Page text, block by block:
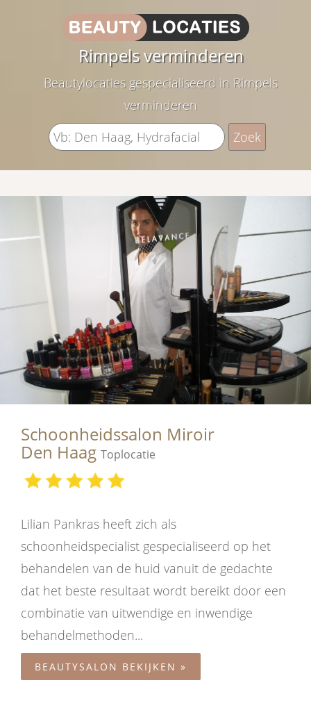
Rimpels verminderen
Beautylocaties gespecialiseerd in Rimpels
verminderen
Schoonheidssalon Miroir
Den Haag Toplocatie
Lilian Pankras heeft zich als
schoonheidspecialist gespecialiseerd op het
behandelen van de huid vanuit de gedachte
dat het beste resultaat wordt bereikt door een
combinatie van uitwendige en inwendige
behandelmethoden...
BEAUTYSALON BEKIJKEN »